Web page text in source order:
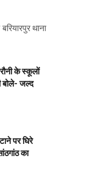
थाना
के स्कूलों
बोले- जल्द
पर घिरे
का